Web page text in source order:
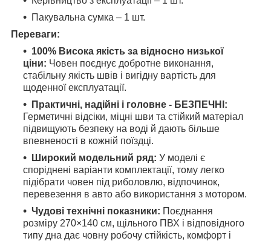
Пакувальна сумка – 1 шт.
Переваги:
100% Висока якість за відносно низької
ціни: Човен поєднує добротне виконання,
стабільну якість швів і вигідну вартість для
щоденної експлуатації.
Практичні, надійні і головне - БЕЗПЕЧНІ:
Герметичні відсіки, міцні шви та стійкий матеріал
підвищують безпеку на воді й дають більше
впевненості в кожній поїздці.
Широкий модельний ряд: У моделі є
споріднені варіанти комплектації, тому легко
підібрати човен під риболовлю, відпочинок,
перевезення в авто або використання з мотором.
Чудові технічні показники: Поєднання
розміру 270×140 см, щільного ПВХ і відповідного
типу дна дає човну робочу стійкість, комфорт і